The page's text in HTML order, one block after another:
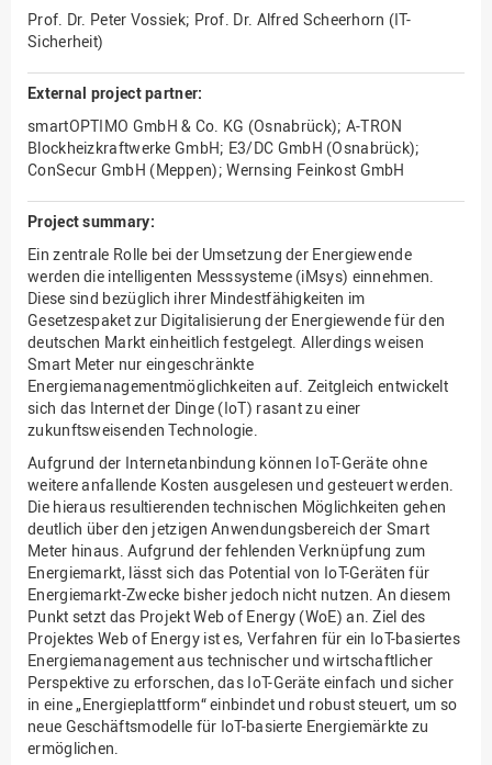
Prof. Dr. Peter Vossiek; Prof. Dr. Alfred Scheerhorn (IT-
Sicherheit)
External project partner:
smartOPTIMO GmbH & Co. KG (Osnabrück); A-TRON
Blockheizkraftwerke GmbH; E3/DC GmbH (Osnabrück);
ConSecur GmbH (Meppen); Wernsing Feinkost GmbH
Project summary:
Ein zentrale Rolle bei der Umsetzung der Energiewende
werden die intelligenten Messsysteme (iMsys) einnehmen.
Diese sind bezüglich ihrer Mindestfähigkeiten im
Gesetzespaket zur Digitalisierung der Energiewende für den
deutschen Markt einheitlich festgelegt. Allerdings weisen
Smart Meter nur eingeschränkte
Energiemanagementmöglichkeiten auf. Zeitgleich entwickelt
sich das Internet der Dinge (IoT) rasant zu einer
zukunftsweisenden Technologie.
Aufgrund der Internetanbindung können IoT-Geräte ohne
weitere anfallende Kosten ausgelesen und gesteuert werden.
Die hieraus resultierenden technischen Möglichkeiten gehen
deutlich über den jetzigen Anwendungsbereich der Smart
Meter hinaus. Aufgrund der fehlenden Verknüpfung zum
Energiemarkt, lässt sich das Potential von IoT-Geräten für
Energiemarkt-Zwecke bisher jedoch nicht nutzen. An diesem
Punkt setzt das Projekt Web of Energy (WoE) an. Ziel des
Projektes Web of Energy ist es, Verfahren für ein IoT-basiertes
Energiemanagement aus technischer und wirtschaftlicher
Perspektive zu erforschen, das IoT-Geräte einfach und sicher
in eine „Energieplattform“ einbindet und robust steuert, um so
neue Geschäftsmodelle für IoT-basierte Energiemärkte zu
ermöglichen.